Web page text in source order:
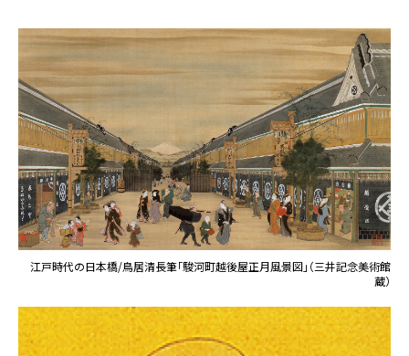
江戸時代の日本橋/鳥居清長筆「駿河町越後屋正月風景図」（三井記念美術館
蔵）